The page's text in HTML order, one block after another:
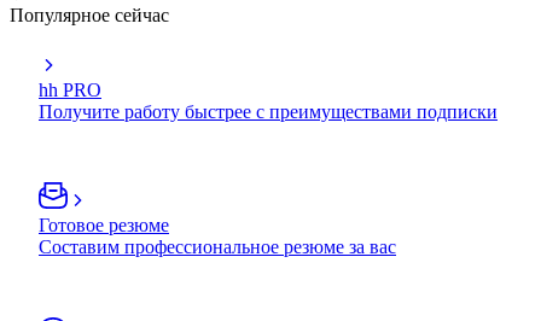
Популярное сейчас
hh PRO
Получите работу быстрее с преимуществами подписки
Готовое резюме
Составим профессиональное резюме за вас